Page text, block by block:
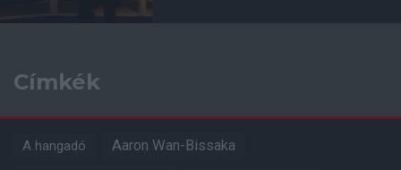
Címkék
A hangadó Aaron Wan-Bissaka